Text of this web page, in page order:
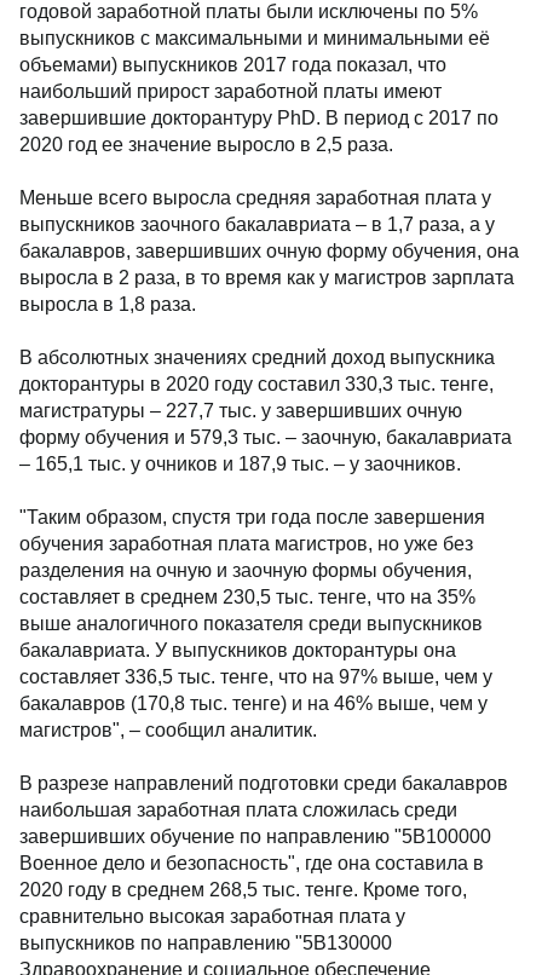
годовой заработной платы были исключены по 5%
выпускников с максимальными и минимальными её
объемами) выпускников 2017 года показал, что
наибольший прирост заработной платы имеют
завершившие докторантуру PhD. В период с 2017 по
2020 год ее значение выросло в 2,5 раза.
Меньше всего выросла средняя заработная плата у
выпускников заочного бакалавриата – в 1,7 раза, а у
бакалавров, завершивших очную форму обучения, она
выросла в 2 раза, в то время как у магистров зарплата
выросла в 1,8 раза.
В абсолютных значениях средний доход выпускника
докторантуры в 2020 году составил 330,3 тыс. тенге,
магистратуры – 227,7 тыс. у завершивших очную
форму обучения и 579,3 тыс. – заочную, бакалавриата
– 165,1 тыс. у очников и 187,9 тыс. – у заочников.
"Таким образом, спустя три года после завершения
обучения заработная плата магистров, но уже без
разделения на очную и заочную формы обучения,
составляет в среднем 230,5 тыс. тенге, что на 35%
выше аналогичного показателя среди выпускников
бакалавриата. У выпускников докторантуры она
составляет 336,5 тыс. тенге, что на 97% выше, чем у
бакалавров (170,8 тыс. тенге) и на 46% выше, чем у
магистров", – сообщил аналитик.
В разрезе направлений подготовки среди бакалавров
наибольшая заработная плата сложилась среди
завершивших обучение по направлению "5B100000
Военное дело и безопасность", где она составила в
2020 году в среднем 268,5 тыс. тенге. Кроме того,
сравнительно высокая заработная плата у
выпускников по направлению "5B130000
Здравоохранение и социальное обеспечение